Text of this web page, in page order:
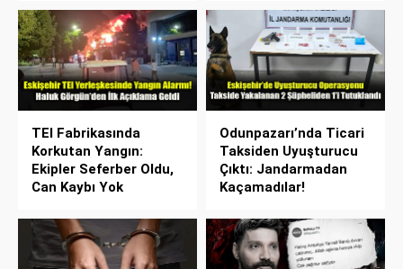
TEI Fabrikasında
Korkutan Yangın:
Ekipler Seferber Oldu,
Can Kaybı Yok
Odunpazarı’nda Ticari
Taksiden Uyuşturucu
Çıktı: Jandarmadan
Kaçamadılar!